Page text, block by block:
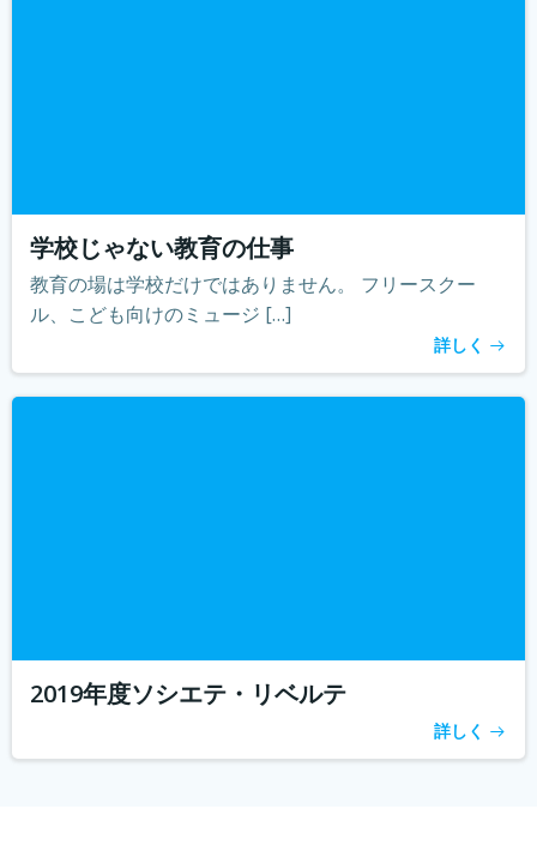
学校じゃない教育の仕事
教育の場は学校だけではありません。 フリースクー
ル、こども向けのミュージ […]
詳しく
2019年度ソシエテ・リベルテ
詳しく